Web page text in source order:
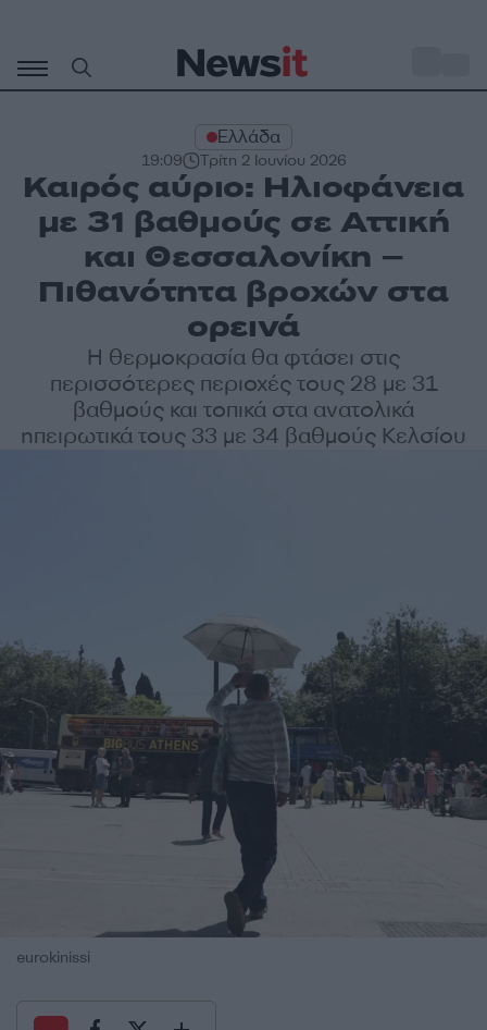
περιεχόμενο
Ελλάδα
19:09 Τρίτη 2 Ιουνίου 2026
Καιρός αύριο: Ηλιοφάνεια
με 31 βαθμούς σε Αττική
και Θεσσαλονίκη –
Πιθανότητα βροχών στα
ορεινά
Η θερμοκρασία θα φτάσει στις
περισσότερες περιοχές τους 28 με 31
βαθμούς και τοπικά στα ανατολικά
ηπειρωτικά τους 33 με 34 βαθμούς Κελσίου
eurokinissi